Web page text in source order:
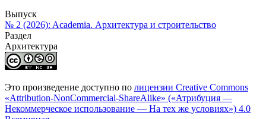
Выпуск
№ 2 (2026): Academia. Архитектура и строительство
Раздел
Архитектура
Это произведение доступно по лицензии Creative Commons
«Attribution-NonCommercial-ShareAlike» («Атрибуция —
Некоммерческое использование — На тех же условиях») 4.0